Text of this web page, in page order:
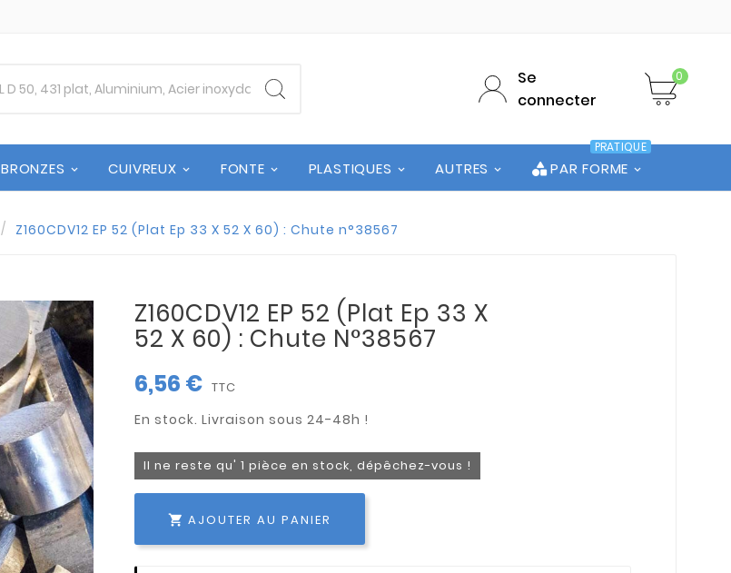
Se
connecter
0
BRONZES CUIVREUX FONTE PLASTIQUES AUTRES PAR FORME
PRATIQUE
Z160CDV12 EP 52 (Plat Ep 33 X 52 X 60) : Chute n°38567
Z160CDV12 EP 52 (Plat Ep 33 X
52 X 60) : Chute N°38567
6,56 € TTC
Il ne reste qu' 1 pièce en stock, dépêchez-vous !
 AJOUTER AU PANIER